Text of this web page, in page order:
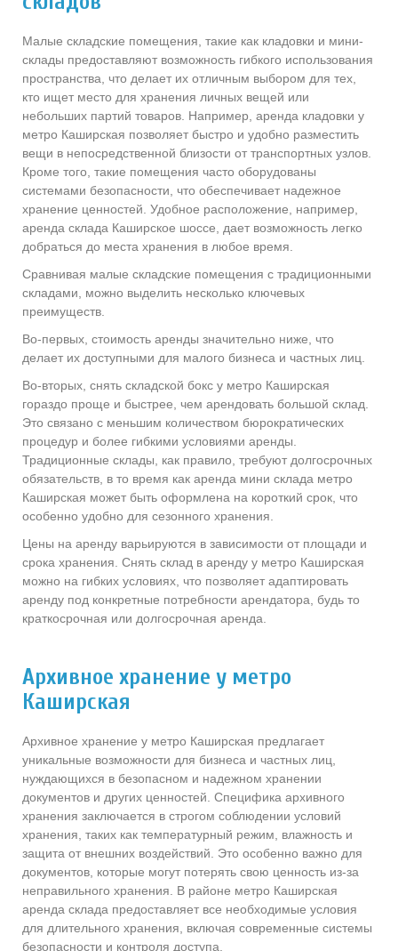
Малые складские помещения, такие как кладовки и мини-
склады предоставляют возможность гибкого использования
пространства, что делает их отличным выбором для тех,
кто ищет место для хранения личных вещей или
небольших партий товаров. Например, аренда кладовки у
метро Каширская позволяет быстро и удобно разместить
вещи в непосредственной близости от транспортных узлов.
Кроме того, такие помещения часто оборудованы
системами безопасности, что обеспечивает надежное
хранение ценностей. Удобное расположение, например,
аренда склада Каширское шоссе, дает возможность легко
добраться до места хранения в любое время.
Сравнивая малые складские помещения с традиционными
складами, можно выделить несколько ключевых
преимуществ.
Во-первых, стоимость аренды значительно ниже, что
делает их доступными для малого бизнеса и частных лиц.
Во-вторых, снять складской бокс у метро Каширская
гораздо проще и быстрее, чем арендовать большой склад.
Это связано с меньшим количеством бюрократических
процедур и более гибкими условиями аренды.
Традиционные склады, как правило, требуют долгосрочных
обязательств, в то время как аренда мини склада метро
Каширская может быть оформлена на короткий срок, что
особенно удобно для сезонного хранения.
Цены на аренду варьируются в зависимости от площади и
срока хранения. Снять склад в аренду у метро Каширская
можно на гибких условиях, что позволяет адаптировать
аренду под конкретные потребности арендатора, будь то
краткосрочная или долгосрочная аренда.
Архивное хранение у метро
Каширская
Архивное хранение у метро Каширская предлагает
уникальные возможности для бизнеса и частных лиц,
нуждающихся в безопасном и надежном хранении
документов и других ценностей. Специфика архивного
хранения заключается в строгом соблюдении условий
хранения, таких как температурный режим, влажность и
защита от внешних воздействий. Это особенно важно для
документов, которые могут потерять свою ценность из-за
неправильного хранения. В районе метро Каширская
аренда склада предоставляет все необходимые условия
для длительного хранения, включая современные системы
безопасности и контроля доступа.